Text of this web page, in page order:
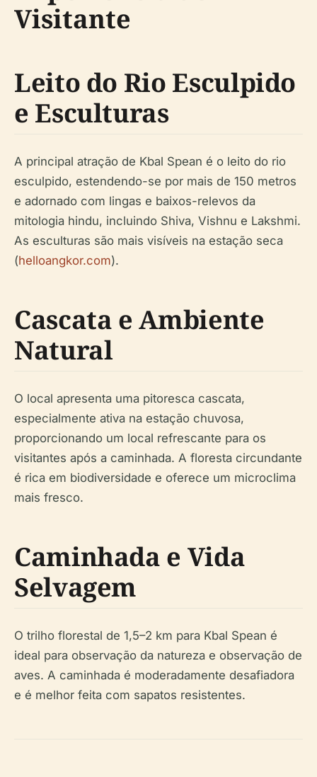
Visitante
Leito do Rio Esculpido
e Esculturas
A principal atração de Kbal Spean é o leito do rio
esculpido, estendendo-se por mais de 150 metros
e adornado com lingas e baixos-relevos da
mitologia hindu, incluindo Shiva, Vishnu e Lakshmi.
As esculturas são mais visíveis na estação seca
(helloangkor.com).
Cascata e Ambiente
Natural
O local apresenta uma pitoresca cascata,
especialmente ativa na estação chuvosa,
proporcionando um local refrescante para os
visitantes após a caminhada. A floresta circundante
é rica em biodiversidade e oferece um microclima
mais fresco.
Caminhada e Vida
Selvagem
O trilho florestal de 1,5–2 km para Kbal Spean é
ideal para observação da natureza e observação de
aves. A caminhada é moderadamente desafiadora
e é melhor feita com sapatos resistentes.